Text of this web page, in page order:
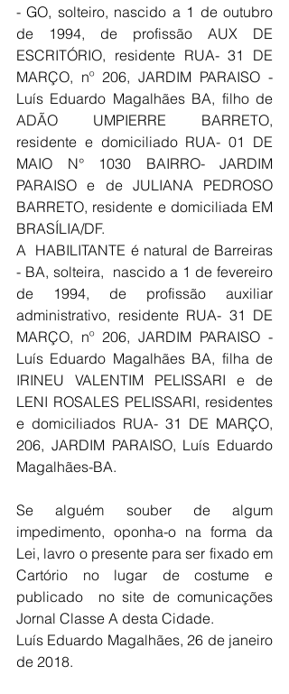
- GO, solteiro, nascido a 1 de outubro
de 1994, de profissão AUX DE
ESCRITÓRIO, residente RUA- 31 DE
MARÇO, nº 206, JARDIM PARAISO -
Luís Eduardo Magalhães BA, filho de
ADÃO UMPIERRE BARRETO,
residente e domiciliado RUA- 01 DE
MAIO N° 1030 BAIRRO- JARDIM
PARAISO e de JULIANA PEDROSO
BARRETO, residente e domiciliada EM
BRASÍLIA/DF.
A  HABILITANTE é natural de Barreiras
- BA, solteira,  nascido a 1 de fevereiro
de 1994, de profissão auxiliar
administrativo, residente RUA- 31 DE
MARÇO, nº 206, JARDIM PARAISO -
Luís Eduardo Magalhães BA, filha de
IRINEU VALENTIM PELISSARI e de
LENI ROSALES PELISSARI, residentes
e domiciliados RUA- 31 DE MARÇO,
206, JARDIM PARAISO, Luís Eduardo
Magalhães-BA.
Se alguém souber de algum
impedimento, oponha-o na forma da
Lei, lavro o presente para ser fixado em
Cartório no lugar de costume e
publicado  no site de comunicações
Jornal Classe A desta Cidade.
Luís Eduardo Magalhães, 26 de janeiro
de 2018.